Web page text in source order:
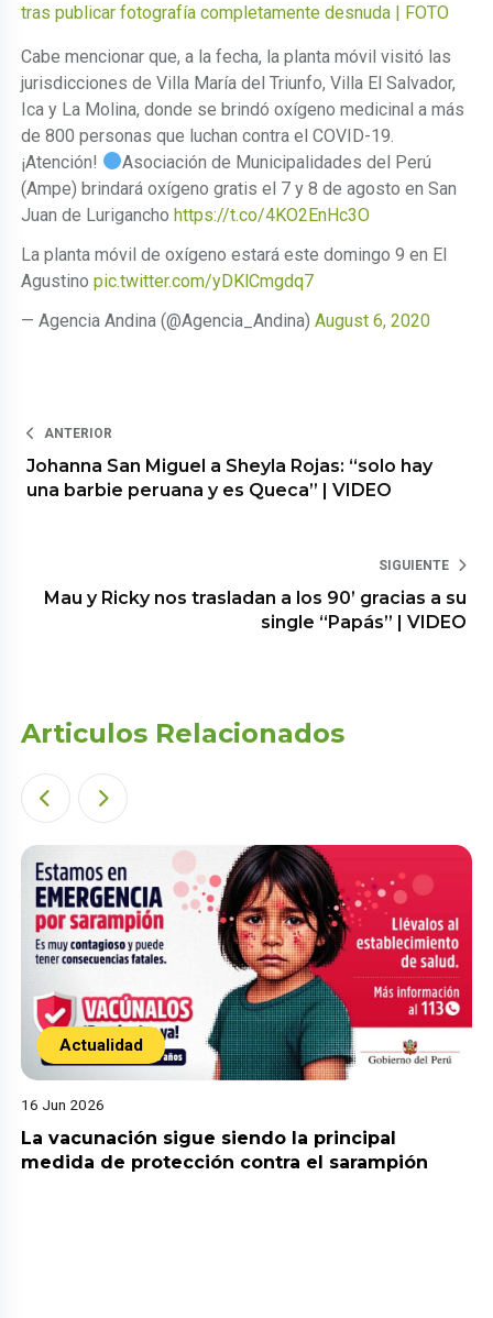
tras publicar fotografía completamente desnuda | FOTO
Cabe mencionar que, a la fecha, la planta móvil visitó las
jurisdicciones de Villa María del Triunfo, Villa El Salvador,
Ica y La Molina, donde se brindó oxígeno medicinal a más
de 800 personas que luchan contra el COVID-19.
¡Atención!
Asociación de Municipalidades del Perú
(Ampe) brindará oxígeno gratis el 7 y 8 de agosto en San
Juan de Luriganchohttps://t.co/4KO2EnHc3O
La planta móvil de oxígeno estará este domingo 9 en El
Agustinopic.twitter.com/yDKlCmgdq7
— Agencia Andina (@Agencia_Andina)August 6, 2020
ANTERIOR
Johanna San Miguel a Sheyla Rojas: “solo hay
una barbie peruana y es Queca” | VIDEO
SIGUIENTE
Mau y Ricky nos trasladan a los 90’ gracias a su
single “Papás” | VIDEO
Articulos Relacionados
Actualidad
16 Jun 2026
La vacunación sigue siendo la principal
medida de protección contra el sarampión